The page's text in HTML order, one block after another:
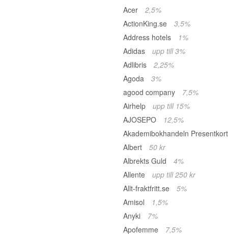
Acer
2,5%
ActionKing.se
3,5%
Address hotels
1%
Adidas
upp till 3%
Adlibris
2,25%
Agoda
3%
agood company
7,5%
Airhelp
upp till 15%
AJOSEPO
12,5%
Akademibokhandeln
Albert
50 kr
Albrekts Guld
4%
Allente
upp till 250 kr
Allt-fraktfritt.se
5%
Amisol
1,5%
Anyki
7%
Apofemme
7,5%